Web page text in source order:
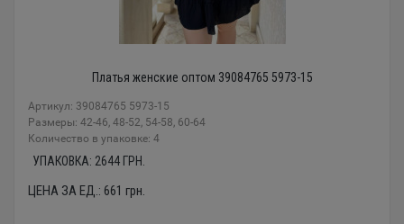
Платья женские оптом 39084765 5973-15
Артикул: 39084765 5973-15
Размеры: 42-46, 48-52, 54-58, 60-64
Количество в упаковке: 4
УПАКОВКА: 2644 ГРН.
ЦЕНА ЗА ЕД.: 661 грн.